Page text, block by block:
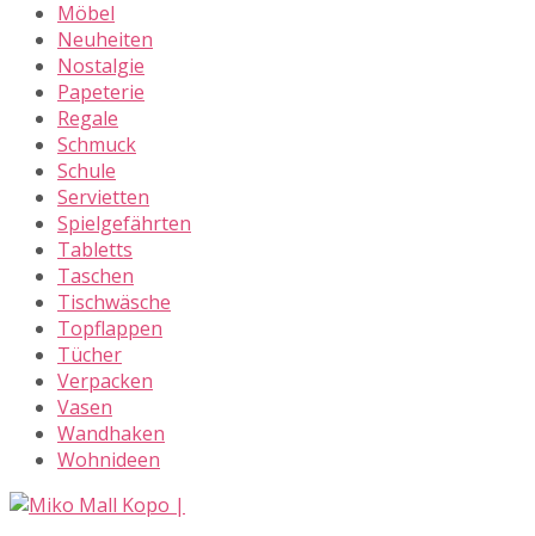
Möbel
Neuheiten
Nostalgie
Papeterie
Regale
Schmuck
Schule
Servietten
Spielgefährten
Tabletts
Taschen
Tischwäsche
Topflappen
Tücher
Verpacken
Vasen
Wandhaken
Wohnideen
Skip